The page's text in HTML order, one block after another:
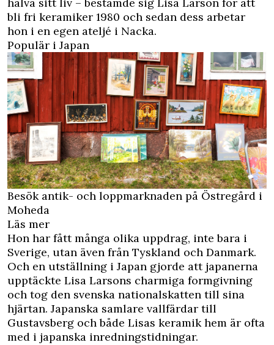
halva sitt liv – bestämde sig Lisa Larson för att
bli fri keramiker 1980 och sedan dess arbetar
hon i en egen ateljé i Nacka.
Populär i Japan
Besök antik- och loppmarknaden på Östregård i
Moheda
Läs mer
Hon har fått många olika uppdrag, inte bara i
Sverige, utan även från Tyskland och Danmark.
Och en utställning i Japan gjorde att japanerna
upptäckte Lisa Larsons charmiga formgivning
och tog den svenska nationalskatten till sina
hjärtan. Japanska samlare vallfärdar till
Gustavsberg och både Lisas keramik hem är ofta
med i japanska inredningstidningar.